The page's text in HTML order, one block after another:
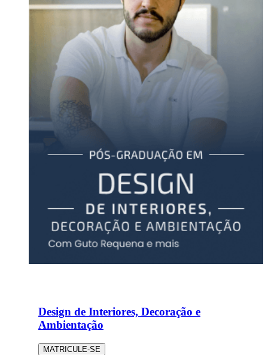
Design de Interiores, Decoração e
Ambientação
MATRICULE-SE